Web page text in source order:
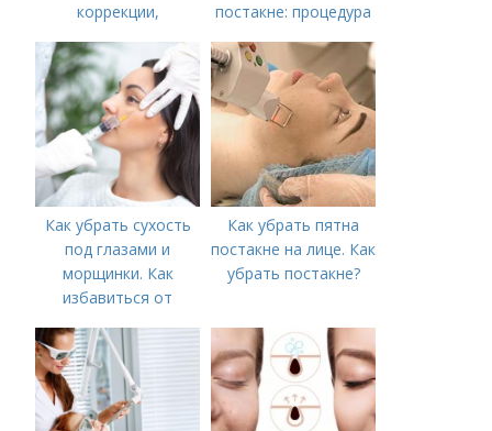
коррекции,
акне и удаления
рубцов и шрамов
постакне
постакне: процедура
Как убрать сухость
под глазами и
морщинки. Как
избавиться от
косметологические
процедуры
Как убрать пятна
постакне на лице. Как
убрать постакне?